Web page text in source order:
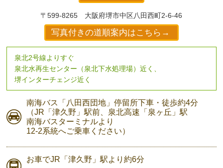
〒599-8265 大阪府堺市中区八田西町2-6-46
写真付きの道順案内はこちら→
泉北2号線よりすぐ
泉北水再生センター（泉北下水処理場）近く、
堺インターチェンジ近く
南海バス 「八田西団地」停留所下車・徒歩約4分
（JR「津久野」駅前、 泉北高速「泉ヶ丘」駅
南海バスターミナルより
12-2系統へご乗車ください）
お車でJR「津久野」駅より約6分